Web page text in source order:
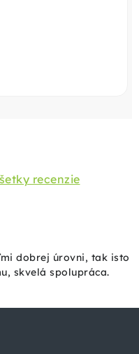
recenzie
dobrej úrovni, tak isto
skvelá spolupráca.